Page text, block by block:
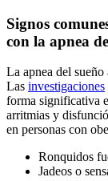
Signos
con la apnea
La apnea del
Las investigaciones
forma significativa
arritmias y
en personas con
Ronquidos
Jadeos o